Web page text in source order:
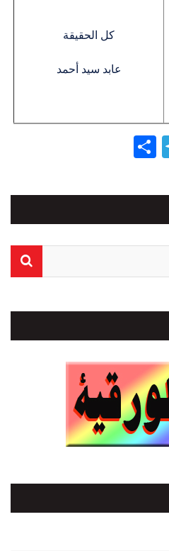
كل الحقيقة
عابد سيد أحمد
Telegram